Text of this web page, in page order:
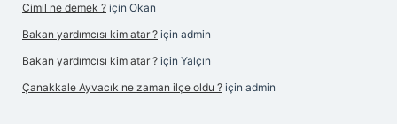
Cimil ne demek ? için Okan
Bakan yardımcısı kim atar ? için admin
Bakan yardımcısı kim atar ? için Yalçın
Çanakkale Ayvacık ne zaman ilçe oldu ? için admin